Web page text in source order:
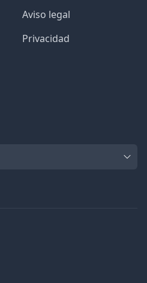
Aviso legal
Privacidad